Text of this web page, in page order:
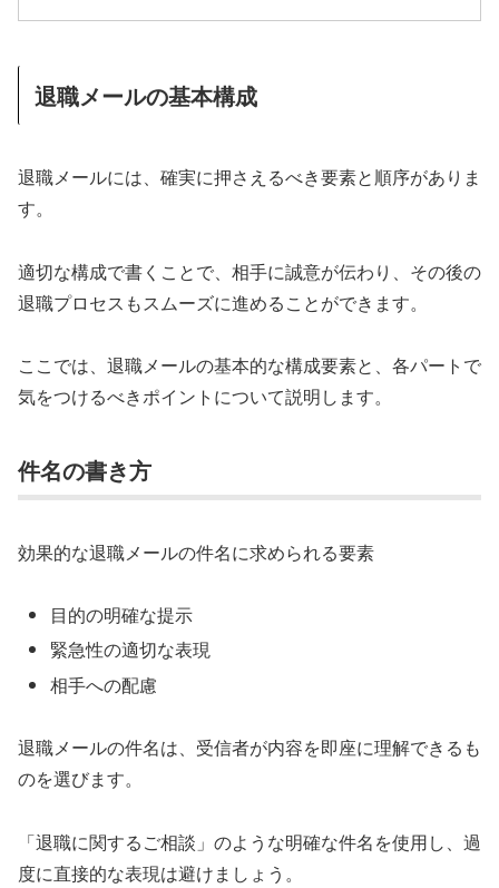
退職メールの基本構成
退職メールには、確実に押さえるべき要素と順序がありま
す。
適切な構成で書くことで、相手に誠意が伝わり、その後の
退職プロセスもスムーズに進めることができます。
ここでは、退職メールの基本的な構成要素と、各パートで
気をつけるべきポイントについて説明します。
件名の書き方
効果的な退職メールの件名に求められる要素
目的の明確な提示
緊急性の適切な表現
相手への配慮
退職メールの件名は、受信者が内容を即座に理解できるも
のを選びます。
「退職に関するご相談」のような明確な件名を使用し、過
度に直接的な表現は避けましょう。